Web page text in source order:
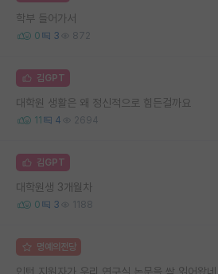
학부 들어가서
0 3 872
김GPT
대학원 생활은 왜 정신적으로 힘든걸까요
11 4 2694
김GPT
대학원생 3개월차
0 3 1188
명예의전당
인턴 지원자가 우리 연구실 논문을 싹 읽어왔네